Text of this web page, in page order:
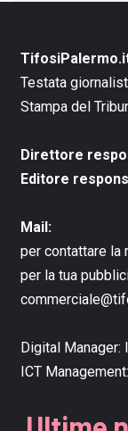
Testata
Stampa del
Direttore
Editore
Mail:
per contattare la
per la tua
Digital Manager:
ICT Management: